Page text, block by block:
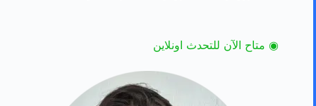
◉ متاح الآن للتحدث اونلاين